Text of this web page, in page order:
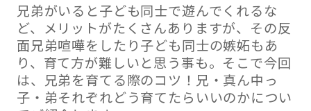
兄弟がいると子ども同士で遊んでくれるな
ど、メリットがたくさんありますが、その反
面兄弟喧嘩をしたり子ども同士の嫉妬もあ
り、育て方が難しいと思う事も。そこで今回
は、兄弟を育てる際のコツ！兄・真ん中っ
子・弟それぞれどう育てたらいいのかについ